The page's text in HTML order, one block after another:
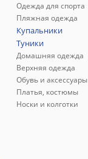
Одежда для спорта
Пляжная одежда
Купальники
Туники
Домашняя одежда
Верхняя одежда
Обувь и аксессуары
Платья, костюмы
Носки и колготки